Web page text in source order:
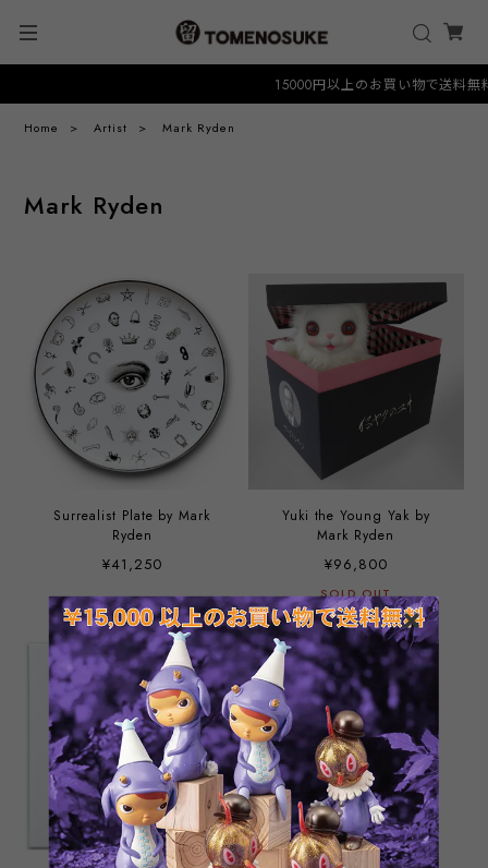
15000円以上のお買い物で送料無
Home Artist Mark Ryden
Mark Ryden
Surrealist Plate by Mark
Ryden
¥41,250
Yuki the Young Yak by
Mark Ryden
¥96,800
SOLD OUT